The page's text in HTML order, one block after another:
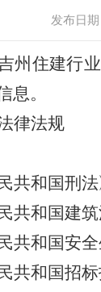
发布日
州住建行
息。
律法规
共和国刑法
共和国建筑
共和国安全
共和国招标